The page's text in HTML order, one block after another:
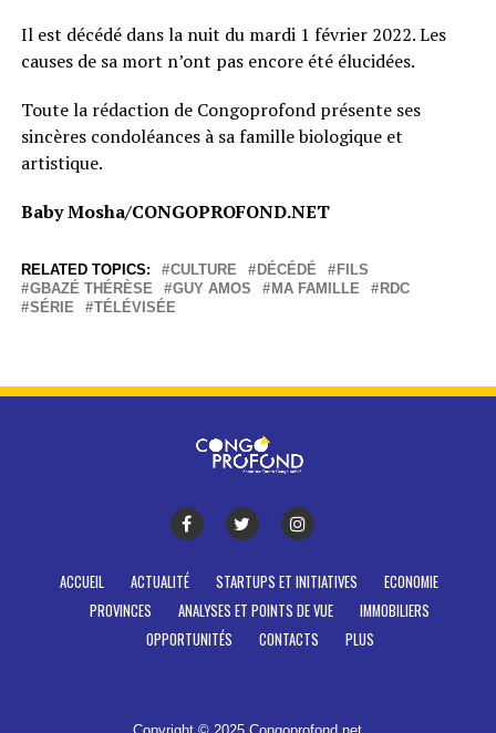
Il est décédé dans la nuit du mardi 1 février 2022. Les
causes de sa mort n’ont pas encore été élucidées.
Toute la rédaction de Congoprofond présente ses
sincères condoléances à sa famille biologique et
artistique.
Baby Mosha/CONGOPROFOND.NET
RELATED TOPICS: CULTURE DÉCÉDÉ
FILS
GBAZÉ THÉRÈSE
GUY AMOS MA FAMILLE
RDC
SÉRIE
TÉLÉVISÉE
ACCUEIL ACTUALITÉ STARTUPS ET INITIATIVES
ECONOMIE
PROVINCES
ANALYSES ET POINTS DE VUE
IMMOBILIERS
OPPORTUNITÉS
CONTACTS PLUS